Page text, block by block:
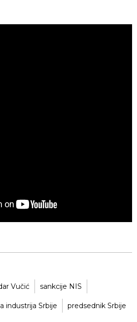
Vučić sankcije NIS
industrija Srbije predsednik Srbije